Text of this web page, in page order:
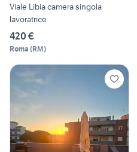
Viale Libia camera singola
lavoratrice
420 €
Roma (RM)